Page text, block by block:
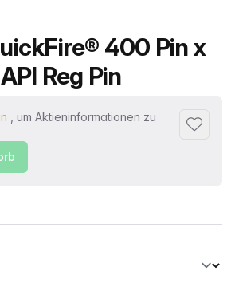
400 Pin x
Reg Pin
, um Aktieninformationen zu
Zu
aus